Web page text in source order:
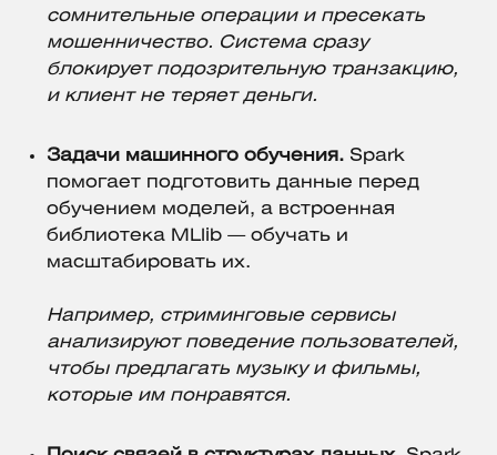
сомнительные операции и пресекать
мошенничество. Система сразу
блокирует подозрительную транзакцию,
и клиент не теряет деньги.
Задачи машинного обучения. Spark
помогает подготовить данные перед
обучением моделей, а встроенная
библиотека MLlib — обучать и
масштабировать их.
Например, стриминговые сервисы
анализируют поведение пользователей,
чтобы предлагать музыку и фильмы,
которые им понравятся.